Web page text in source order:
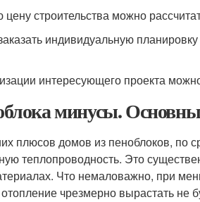
строительства можно
индивидуальную
интересующего проекта
минусы.
плюсов домов из пеноблоков, по
теплопроводность. Это
Что немаловажно, при
чрезмерно вырастать не